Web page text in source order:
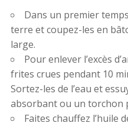
Dans un premier
terre et coupez-les en
large.
Pour enlever l’excès
frites crues pendant 10
Sortez-les de l’eau et
absorbant ou un torchon
Faites chauffez l’huile